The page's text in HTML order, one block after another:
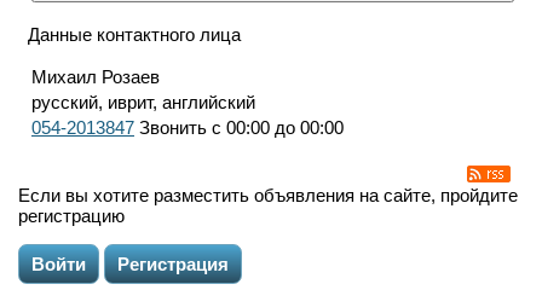
Данные контактного лица
Михаил Розаев
русский, иврит, английский
054-2013847 Звонить с 00:00 до 00:00
Если вы хотите разместить объявления на сайте, пройдите
регистрацию
Войти Регистрация